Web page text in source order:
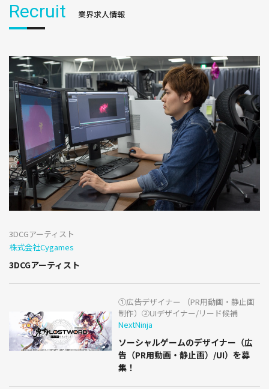
Recruit 業界求人情報
3DCGアーティスト
株式会社Cygames
3DCGアーティスト
①広告デザイナー （PR用動画・静止画
制作）②UIデザイナー/リード候補
NextNinja
ソーシャルゲームのデザイナー（広
告（PR用動画・静止画）/UI）を募
集！